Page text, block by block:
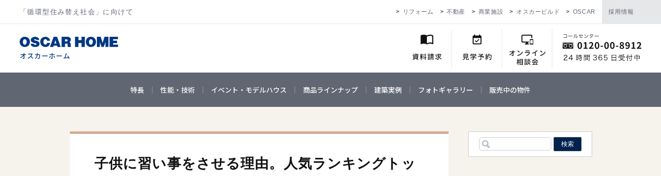
「循環型住み替え社会」に向けて リフォーム 不動産 商業施設 オスカービルド OSCAR 採用情報
特長 性能・技術 イベント・モデルハウス 商品ラインナップ 建築実例 フォトギャラリー 販売中の物件
子供に習い事をさせる理由。人気ランキングトッ